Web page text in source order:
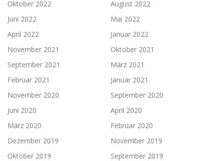
Oktober 2022
August 2022
Juni 2022
Mai 2022
April 2022
Januar 2022
November 2021
Oktober 2021
September 2021
März 2021
Februar 2021
Januar 2021
November 2020
September 2020
Juni 2020
April 2020
März 2020
Februar 2020
Dezember 2019
November 2019
Oktober 2019
September 2019